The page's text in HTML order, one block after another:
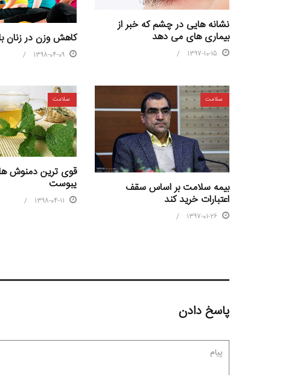
نشانه هایی در چشم که خبر از
بیماری های می دهد
1397-10-15
کاهش وزن در زنان بالای
1398-04-09
سلامت
بیمه سلامت بر اساس سقف
اعتبارات خرید کند
1397-01-26
سلامت
قوی ترین دمنوش
یبوست
1398-04-11
پاسخ دادن